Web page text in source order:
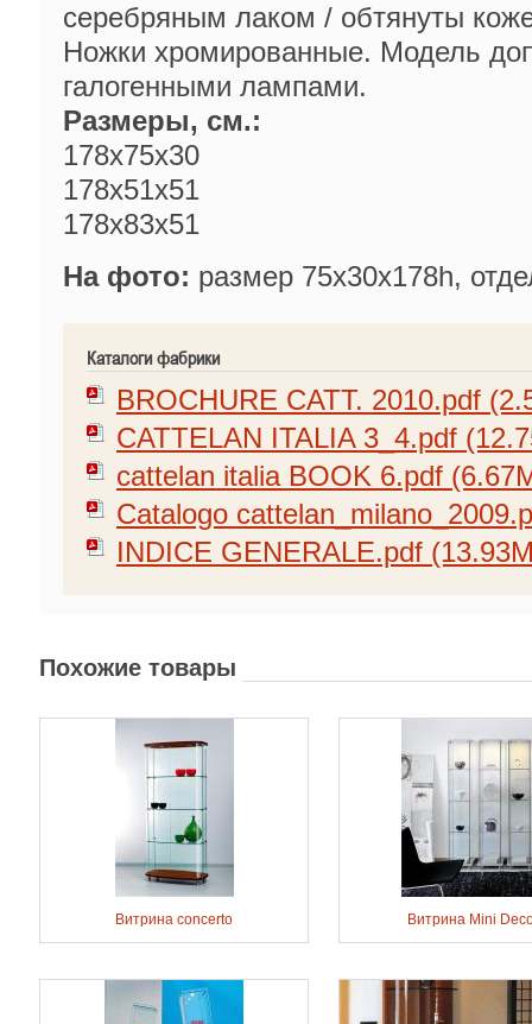
серебряным лаком / обтянуты
Ножки хромированные. Модель
галогенными лампами.
Размеры, см.:
178x75x30
178x51x51
178x83x51
На фото: размер 75x30x178h,
Каталоги фабрики
BROCHURE CATT. 2010.pdf
CATTELAN ITALIA 3_4.pdf
cattelan italia BOOK 6.pdf
Catalogo
INDICE GENERALE.pdf
Похожие товары
Витрина concerto Витрина Mini